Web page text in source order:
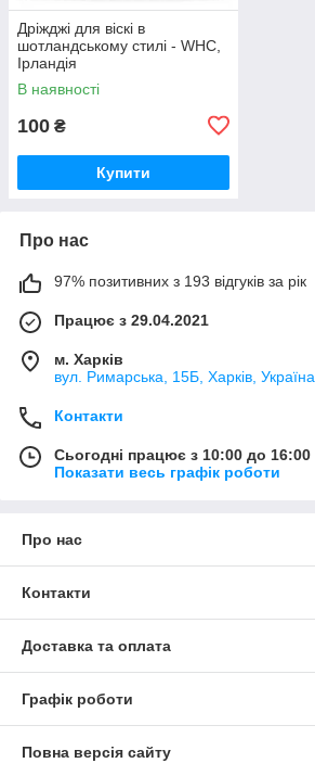
Дріжджі для віскі в
шотландському стилі - WHC,
Ірландія
В наявності
100 ₴
Купити
Про нас
97% позитивних з 193 відгуків за рік
Працює з 29.04.2021
м. Харків
вул. Римарська, 15Б, Харків, Україна
Контакти
Сьогодні працює з 10:00 до 16:00
Показати весь графік роботи
Про нас
Контакти
Доставка та оплата
Графік роботи
Повна версія сайту